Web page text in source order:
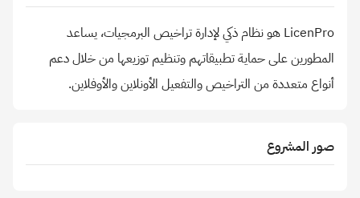
LicenPro هو نظام ذكي لإدارة تراخيص البرمجيات، يساعد
المطورين على حماية تطبيقاتهم وتنظيم توزيعها من خلال دعم
أنواع متعددة من التراخيص والتفعيل الأونلاين والأوفلاين.
صور المشروع